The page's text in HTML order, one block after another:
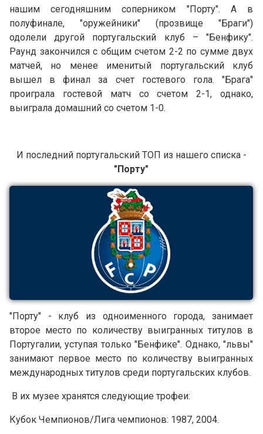
нашим сегодняшним соперником "Порту". А в
полуфинале, "оружейники" (прозвище "Браги")
одолели другой португальский клуб – "Бенфику".
Раунд закончился с общим счетом 2-2 по сумме двух
матчей, но менее именитый португальский клуб
вышел в финал за счет гостевого гола. "Брага"
проиграла гостевой матч со счетом 2-1, однако,
выиграла домашний со счетом 1-0.
И последний португальский ТОП из нашего списка -
"Порту"
"Порту" - клуб из одноименного города, занимает
второе место по количеству выигранных титулов в
Португалии, уступая только "Бенфике". Однако, "львы"
занимают первое место по количеству выигранных
международных титулов среди португальских клубов.
В их музее хранятся следующие трофеи:
Кубок Чемпионов/Лига чемпионов: 1987, 2004.